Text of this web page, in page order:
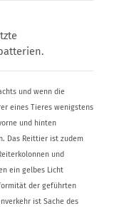
und wenn die
eines Tieres wenigstens
und hinten
Das Reittier ist zudem
und
ein gelbes Licht
der geführten
ist Sache des